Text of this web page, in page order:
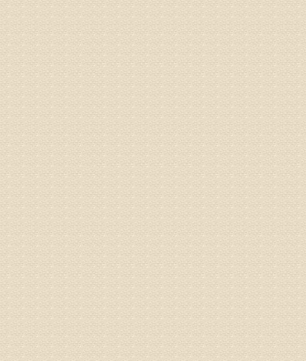
由于我
姓名
专家回
姓名：
专家回
何？
理疗、
姓名：
病情描
孙主任
姓名：